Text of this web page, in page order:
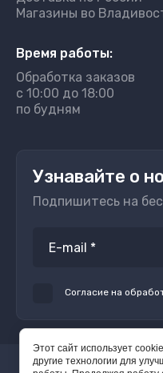
Магазины во
Время работы:
Обработка заказов
с 10:00 до 18:00
по будням
Узнавайте о
Подпишитесь на
Согласие на
Этот сайт использует
другие технологии для